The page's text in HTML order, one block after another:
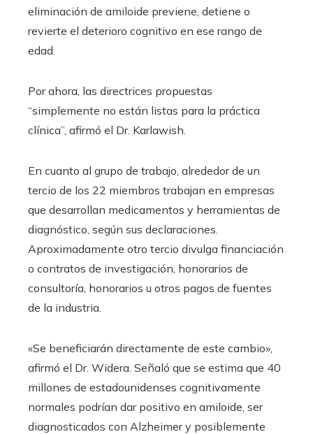
eliminación de amiloide previene, detiene o
revierte el deterioro cognitivo en ese rango de
edad.
Por ahora, las directrices propuestas
“simplemente no están listas para la práctica
clínica”, afirmó el Dr. Karlawish.
En cuanto al grupo de trabajo, alrededor de un
tercio de los 22 miembros trabajan en empresas
que desarrollan medicamentos y herramientas de
diagnóstico, según sus declaraciones.
Aproximadamente otro tercio divulga financiación
o contratos de investigación, honorarios de
consultoría, honorarios u otros pagos de fuentes
de la industria.
«Se beneficiarán directamente de este cambio»,
afirmó el Dr. Widera. Señaló que se estima que 40
millones de estadounidenses cognitivamente
normales podrían dar positivo en amiloide, ser
diagnosticados con Alzheimer y posiblemente